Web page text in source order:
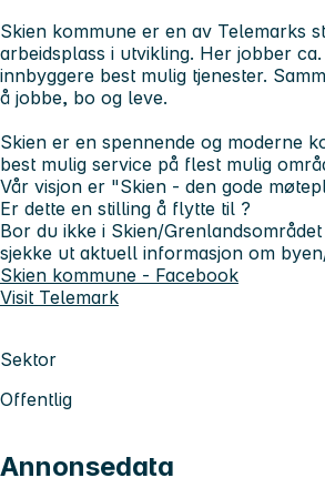
Skien kommune er en av Telemarks
arbeidsplass i utvikling. Her jobber
innbyggere best mulig tjenester.
å jobbe, bo og leve.
Skien er en spennende og moderne
best mulig service på flest mulig
Vår visjon er "Skien - den gode
Er dette en stilling å flytte til ?
Bor du ikke i Skien/
sjekke ut aktuell informasjon om
Skien kommune - Facebook
Visit Telemark
Sektor
Offentlig
Annonsedata